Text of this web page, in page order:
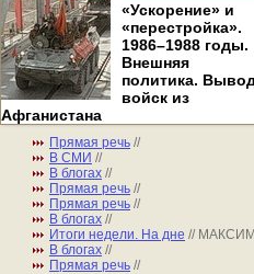
«Ускорение» и
«перестройка».
1986–1988 годы.
Внешняя
политика.
войск из
Афганистана
Прямая речь //
В СМИ //
В блогах //
Прямая речь //
Прямая речь //
В блогах //
Итоги недели. На дне //
В блогах //
Прямая речь //